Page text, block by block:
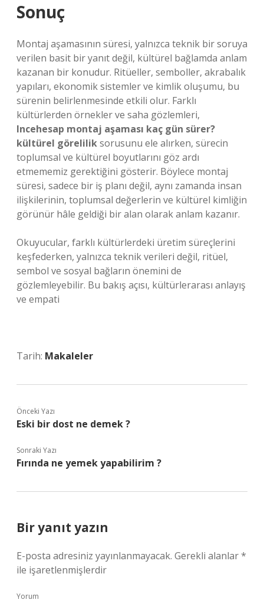
Sonuç
Montaj aşamasının süresi, yalnızca teknik bir soruya
verilen basit bir yanıt değil, kültürel bağlamda anlam
kazanan bir konudur. Ritüeller, semboller, akrabalık
yapıları, ekonomik sistemler ve kimlikoluşumu, bu
sürenin belirlenmesinde etkili olur. Farklı
kültürlerden örnekler ve saha gözlemleri,
Incehesap montaj aşaması kaç gün sürer?
kültürel göreliliksorusunu ele alırken, sürecin
toplumsal ve kültürel boyutlarını göz ardı
etmememiz gerektiğini gösterir. Böylece montaj
süresi, sadece bir iş planı değil, aynı zamanda insan
ilişkilerinin, toplumsal değerlerin ve kültürel kimliğin
görünür hâle geldiği bir alan olarak anlam kazanır.
Okuyucular, farklı kültürlerdeki üretim süreçlerini
keşfederken, yalnızca teknik verileri değil, ritüel,
sembol ve sosyal bağların önemini de
gözlemleyebilir. Bu bakış açısı, kültürlerarası anlayış
ve empati
Tarih: Makaleler
Önceki Yazı
Eski bir dost ne demek ?
Sonraki Yazı
Fırında ne yemek yapabilirim ?
Bir yanıt yazın
E-posta adresiniz yayınlanmayacak. Gerekli alanlar*
ile işaretlenmişlerdir
Yorum